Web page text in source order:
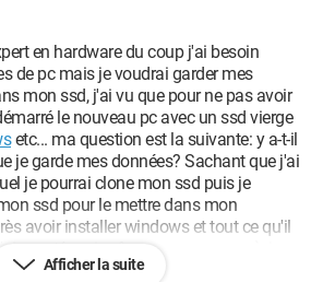
en hardware du coup j'ai besoin
de pc mais je voudrai garder mes
mon ssd, j'ai vu que pour ne pas avoir
le nouveau pc avec un ssd vierge
etc... ma question est la suivante: y a-t-il
je garde mes données? Sachant que j'ai
je pourrai clone mon ssd puis je
ssd pour le mettre dans mon
avoir installer windows et tout ce qu'il
monté moi même ce nouveau pc), je
données dans le hdd mais là est le
Afficher la suite